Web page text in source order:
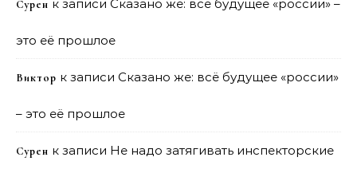
Сурен к записи Сказано же: всё будущее «россии» –
это её прошлое
Виктор к записи Сказано же: всё будущее «россии»
– это её прошлое
Сурен к записи Не надо затягивать инспекторские